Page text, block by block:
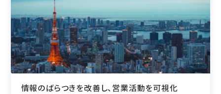
情報のばらつきを改善し、営業活動を可視化